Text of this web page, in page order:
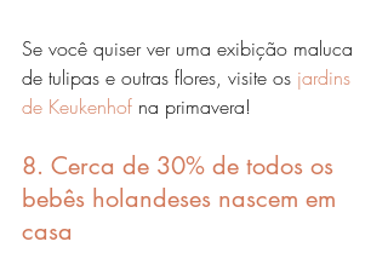
Se você quiser ver uma exibição maluca
de tulipas e outras flores, visite os jardins
de Keukenhof na primavera!
8. Cerca de 30% de todos os
bebês holandeses nascem em
casa